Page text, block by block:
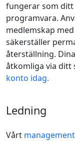
fungerar som
programvara.
medlemskap
säkerställer
återställning.
åtkomliga via ditt
konto idag.
Ledning
Vårt